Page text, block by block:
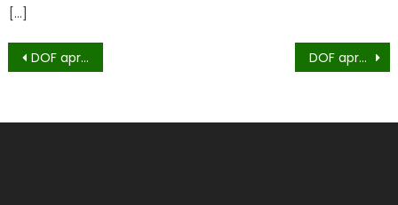
[…]
Navegação
Post
DOF apreende mais de 1,6 tonelada de drogas em Itaquiraí DOF apreende mais de R$ 800 mil em drogas escondidas em compartimento oculto de carro